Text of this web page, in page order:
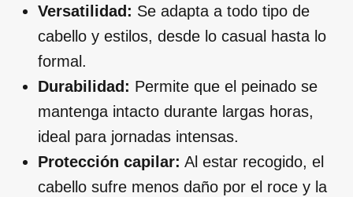
Versatilidad: Se adapta a todo tipo de
cabello y estilos, desde lo casual hasta lo
formal.
Durabilidad: Permite que el peinado se
mantenga intacto durante largas horas,
ideal para jornadas intensas.
Protección capilar: Al estar recogido, el
cabello sufre menos daño por el roce y la